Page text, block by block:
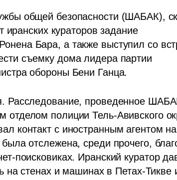
общей безопасности (ШАБАК),
Бара, а также выступил со
съемку дома лидера партии
обороны Бени Ганца.
Расследование, проведенное
полиции Тель-Авивского
контакт с иностранным агентом на
отслежена, среди прочего,
поисковиках. Иранский куратор
на стенах и машинах в Петах-